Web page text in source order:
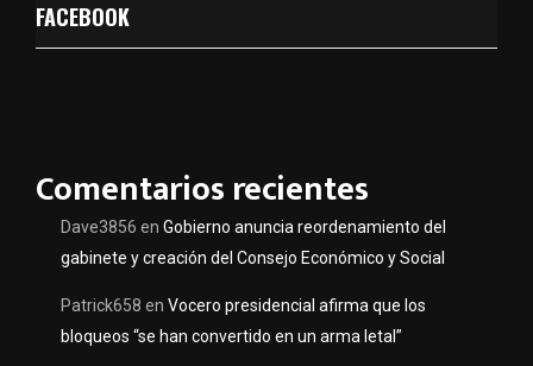
FACEBOOK
Comentarios recientes
Dave3856 en Gobierno anuncia reordenamiento del
gabinete y creación del Consejo Económico y Social
Patrick658 en Vocero presidencial afirma que los
bloqueos “se han convertido en un arma letal”